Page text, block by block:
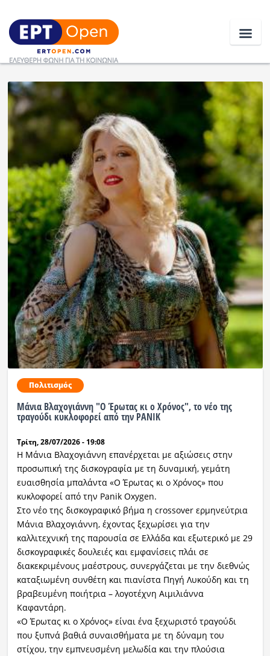
Ειδήσεις
Ελλάδα
Κοινωνία
Πολιτική
Οικονομία
Αθλητικά
Κόσμος
Ραδιόφωνο LIVE
Εκπομπές
Πολιτισμός
Πολιτισμός
Μάνια Βλαχογιάννη "Ο Έρωτας κι ο Χρόνος", το νέο της
τραγούδι κυκλοφορεί από την PANIK
Τρίτη, 28/07/2026 - 19:08
Η Μάνια Βλαχογιάννη επανέρχεται με αξιώσεις στην
προσωπική της δισκογραφία με τη δυναμική, γεμάτη
ευαισθησία μπαλάντα «Ο Έρωτας κι ο Χρόνος» που
κυκλοφορεί από την Panik Oxygen.
Στο νέο της δισκογραφικό βήμα η crossover ερμηνεύτρια
Μάνια Βλαχογιάννη, έχοντας ξεχωρίσει για την
καλλιτεχνική της παρουσία σε Ελλάδα και εξωτερικό με 29
δισκογραφικές δουλειές και εμφανίσεις πλάι σε
διακεκριμένους μαέστρους, συνεργάζεται με την διεθνώς
καταξιωμένη συνθέτη και πιανίστα Πηγή Λυκούδη και τη
βραβευμένη ποιήτρια – λογοτέχνη Αιμιλιάννα
Καφαντάρη.
«Ο Έρωτας κι ο Χρόνος» είναι ένα ξεχωριστό τραγούδι
που ξυπνά βαθιά συναισθήματα με τη δύναμη του
στίχου, την εμπνευσμένη μελωδία και την πλούσια